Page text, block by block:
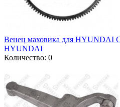
Венец маховика для HYUNDAI
HYUNDAI
Количество: 0